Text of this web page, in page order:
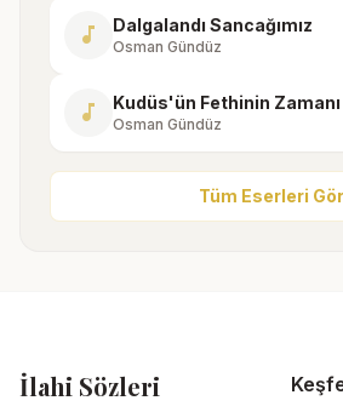
music_note Dalgalandı Sancağımız
Osman Gündüz
music_note Kudüs'ün Fethinin Zamanı
Osman Gündüz
Tüm Eserleri Gör
İlahi Sözleri